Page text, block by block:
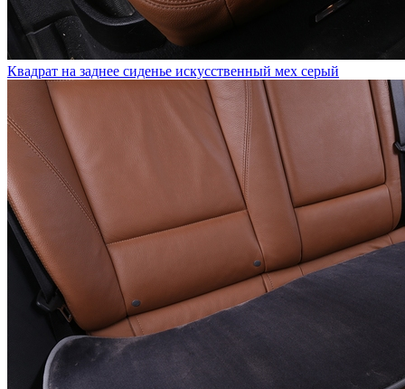
Квадрат на заднее сиденье искусственный мех серый